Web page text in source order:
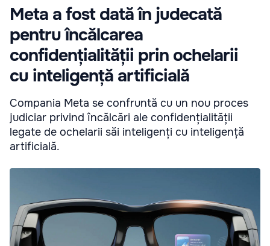
Meta a fost dată în judecată
pentru încălcarea
confidențialității prin ochelarii
cu inteligență artificială
Compania Meta se confruntă cu un nou proces
judiciar privind încălcări ale confidențialității
legate de ochelarii săi inteligenți cu inteligență
artificială.